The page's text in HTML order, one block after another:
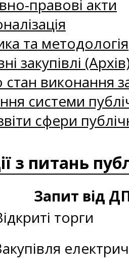
правові акти
та методологія
закупівлі
стан виконання
системи
сфери
з питань
Запит від
торги